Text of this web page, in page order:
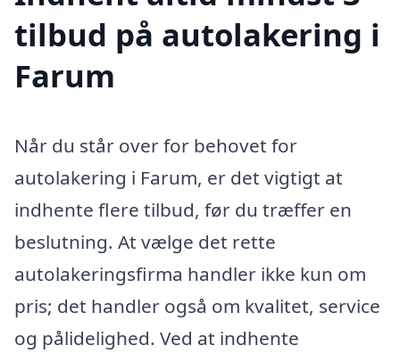
tilbud på autolakering i
Farum
Når du står over for behovet for
autolakering i Farum, er det vigtigt at
indhente flere tilbud, før du træffer en
beslutning. At vælge det rette
autolakeringsfirma handler ikke kun om
pris; det handler også om kvalitet, service
og pålidelighed. Ved at indhente